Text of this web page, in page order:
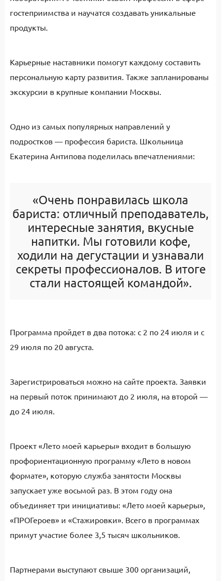
гостеприимства и научатся создавать уникальные
продукты.
Карьерные наставники помогут каждому составить
персональную карту развития. Также запланированы
экскурсии в крупные компании Москвы.
Одно из самых популярных направлений у
подростков — профессия бариста. Школьница
Екатерина Антипова поделилась впечатлениями:
«Очень понравилась школа
бариста: отличный преподаватель,
интересные занятия, вкусные
напитки. Мы готовили кофе,
ходили на дегустации и узнавали
секреты профессионалов. В итоге
стали настоящей командой».
Программа пройдет в два потока: с 2 по 24 июля и с
29 июля по 20 августа.
Зарегистрироваться можно на сайте проекта. Заявки
на первый поток принимают до 2 июля, на второй —
до 24 июля.
Проект «Лето моей карьеры» входит в большую
профориентационную программу «Лето в новом
формате», которую служба занятости Москвы
запускает уже восьмой раз. В этом году она
объединяет три инициативы: «Лето моей карьеры»,
«ПРОГероев» и «Стажировки». Всего в программах
примут участие более 3,5 тысяч школьников.
Партнерами выступают свыше 300 организаций,